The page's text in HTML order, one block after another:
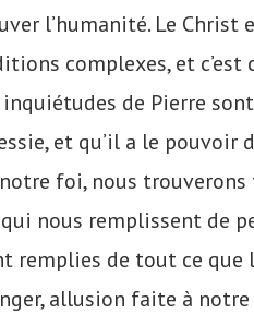
l’humanité. Le Christ
complexes, et c’est
de Pierre
et qu’il a le pouvoir
foi, nous
nous remplissent de
remplies de tout ce que
allusion faite à notre